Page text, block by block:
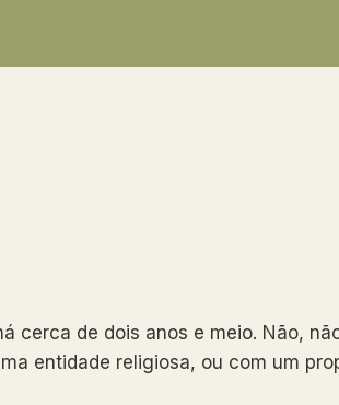
cerca de dois anos e meio. Não,
entidade religiosa, ou com um